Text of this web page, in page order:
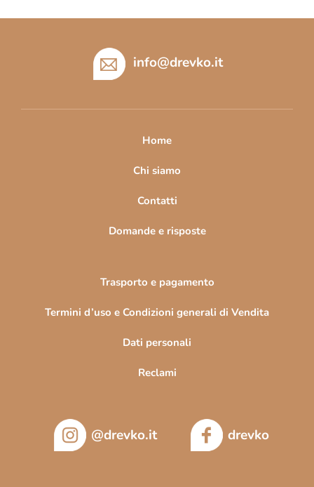
info@drevko.it
Home
Chi siamo
Contatti
Domande e risposte
Trasporto e pagamento
Termini d’uso e Condizioni generali di Vendita
Dati personali
Reclami
@drevko.it drevko